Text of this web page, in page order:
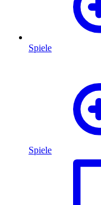
Spiele
Spiele